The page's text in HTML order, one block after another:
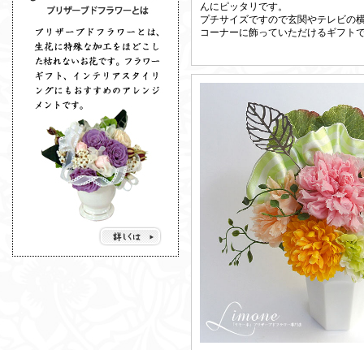
んにピッタリです。
プチサイズですので玄関やテレビの
コーナーに飾っていただけるギフト